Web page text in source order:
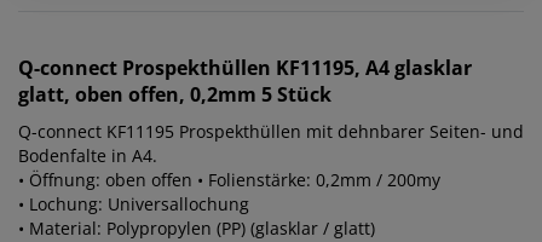
Q-connect Prospekthüllen KF11195, A4 glasklar
glatt, oben offen, 0,2mm 5 Stück
Q-connect KF11195 Prospekthüllen mit dehnbarer Seiten- und
Bodenfalte in A4.
• Öffnung: oben offen • Folienstärke: 0,2mm / 200my
• Lochung: Universallochung
• Material: Polypropylen (PP) (glasklar / glatt)